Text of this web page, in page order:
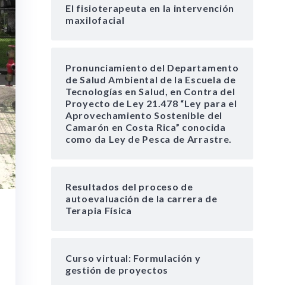
El fisioterapeuta en la intervención
maxilofacial
Pronunciamiento del Departamento
de Salud Ambiental de la Escuela de
Tecnologías en Salud, en Contra del
Proyecto de Ley 21.478 “Ley para el
Aprovechamiento Sostenible del
Camarón en Costa Rica” conocida
como da Ley de Pesca de Arrastre.
Resultados del proceso de
autoevaluación de la carrera de
Terapia Física
Curso virtual: Formulación y
gestión de proyectos